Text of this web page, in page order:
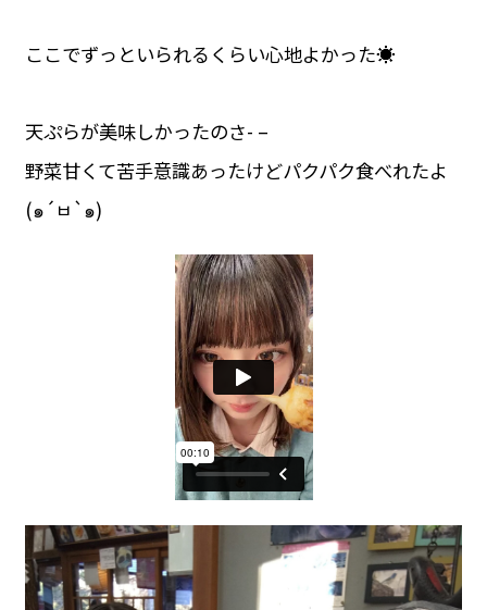
ここでずっといられるくらい心地よかった☀️
天ぷらが美味しかったのさ- –
野菜甘くて苦手意識あったけどパクパク食べれたよ
(๑´ㅂ`๑)